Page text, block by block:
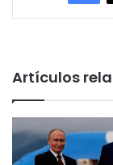
Artículos